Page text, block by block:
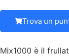
Trova un
Mix1000 è il